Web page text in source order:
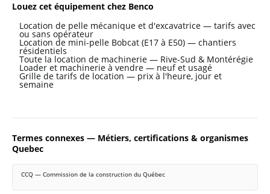
Louez cet équipement chez Benco
Location de pelle mécanique et d'excavatrice — tarifs avec
ou sans opérateur
Location de mini-pelle Bobcat (E17 à E50) — chantiers
résidentiels
Toute la location de machinerie — Rive-Sud & Montérégie
Loader et machinerie à vendre — neuf et usagé
Grille de tarifs de location — prix à l'heure, jour et
semaine
Termes connexes — Métiers, certifications & organismes
Quebec
CCQ — Commission de la construction du Québec